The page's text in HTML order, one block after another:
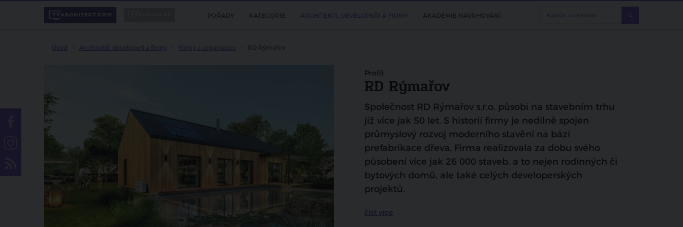
POŘADY KATEGORIE AKADEMIE NAVRHOVÁNÍ
RD Rýmařov
Profil:
RD Rýmařov
Společnost RD Rýmařov s.r.o. působí na stavebním trhu
již více jak 50 let. S historií firmy je nedílně spojen
průmyslový rozvoj moderního stavění na bázi
prefabrikace dřeva. Firma realizovala za dobu svého
působení více jak 26 000 staveb, a to nejen rodinných či
bytových domů, ale také celých developerských
projektů.